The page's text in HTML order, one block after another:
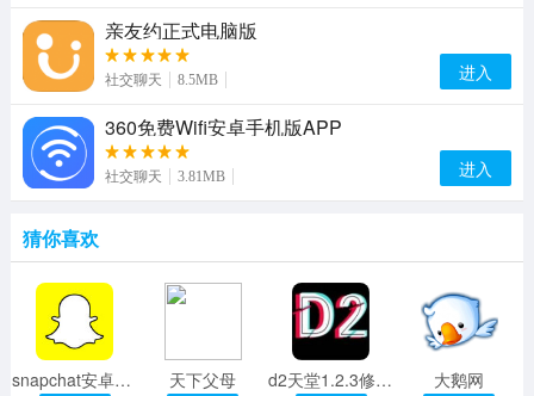
亲友约正式电脑版
社交聊天 8.5MB 进入
360免费Wifi安卓手机版APP
社交聊天 3.81MB 进入
猜你喜欢
snapchat安卓客户端
天下父母
d2天堂1.2.3修改版app
大鹅网